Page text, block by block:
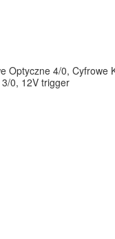
Optyczne 4/0, Cyfrowe
0, 12V trigger